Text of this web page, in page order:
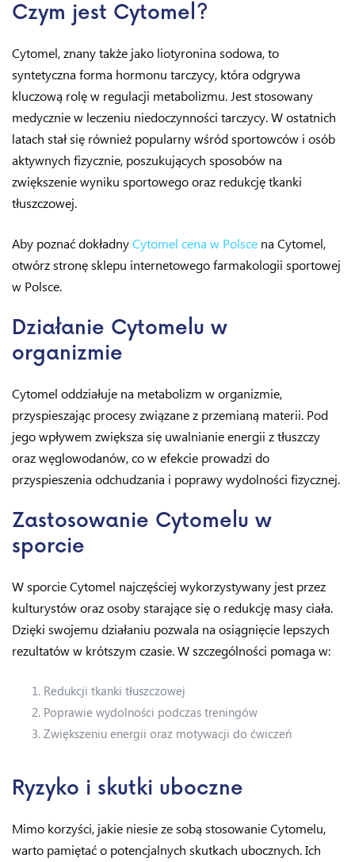
Czym jest Cytomel?
Cytomel, znany także jako liotyronina sodowa, to
syntetyczna forma hormonu tarczycy, która odgrywa
kluczową rolę w regulacji metabolizmu. Jest stosowany
medycznie w leczeniu niedoczynności tarczycy. W ostatnich
latach stał się również popularny wśród sportowców i osób
aktywnych fizycznie, poszukujących sposobów na
zwiększenie wyniku sportowego oraz redukcję tkanki
tłuszczowej.
Aby poznać dokładnyCytomel cena w Polsce na Cytomel,
otwórz stronę sklepu internetowego farmakologii sportowej
w Polsce.
Działanie Cytomelu w
organizmie
Cytomel oddziałuje na metabolizm w organizmie,
przyspieszając procesy związane z przemianą materii. Pod
jego wpływem zwiększa się uwalnianie energii z tłuszczy
oraz węglowodanów, co w efekcie prowadzi do
przyspieszenia odchudzania i poprawy wydolności fizycznej.
Zastosowanie Cytomelu w
sporcie
W sporcie Cytomel najczęściej wykorzystywany jest przez
kulturystów oraz osoby starające się o redukcję masy ciała.
Dzięki swojemu działaniu pozwala na osiągnięcie lepszych
rezultatów w krótszym czasie. W szczególności pomaga w:
Redukcji tkanki tłuszczowej
Poprawie wydolności podczas treningów
Zwiększeniu energii oraz motywacji do ćwiczeń
Ryzyko i skutki uboczne
Mimo korzyści, jakie niesie ze sobą stosowanie Cytomelu,
warto pamiętać o potencjalnych skutkach ubocznych. Ich